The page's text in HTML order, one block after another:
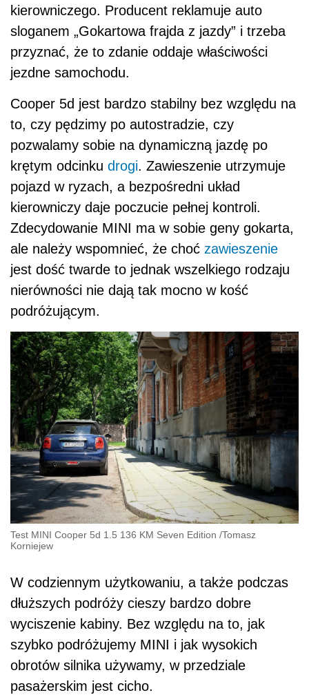
kierowniczego. Producent reklamuje auto
sloganem „Gokartowa frajda z jazdy” i trzeba
przyznać, że to zdanie oddaje właściwości
jezdne samochodu.
Cooper 5d jest bardzo stabilny bez względu na
to, czy pędzimy po autostradzie, czy
pozwalamy sobie na dynamiczną jazdę po
krętym odcinku drogi. Zawieszenie utrzymuje
pojazd w ryzach, a bezpośredni układ
kierowniczy daje poczucie pełnej kontroli.
Zdecydowanie MINI ma w sobie geny gokarta,
ale należy wspomnieć, że choć zawieszenie
jest dość twarde to jednak wszelkiego rodzaju
nierówności nie dają tak mocno w kość
podróżującym.
Test MINI Cooper 5d 1.5 136 KM Seven Edition /Tomasz
Korniejew
W codziennym użytkowaniu, a także podczas
dłuższych podróży cieszy bardzo dobre
wyciszenie kabiny. Bez względu na to, jak
szybko podróżujemy MINI i jak wysokich
obrotów silnika używamy, w przedziale
pasażerskim jest cicho.